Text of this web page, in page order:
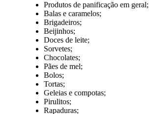
Produtos de panificação em geral;
Balas e caramelos;
Brigadeiros;
Beijinhos;
Doces de leite;
Sorvetes;
Chocolates;
Pães de mel;
Bolos;
Tortas;
Geleias e compotas;
Pirulitos;
Rapaduras;